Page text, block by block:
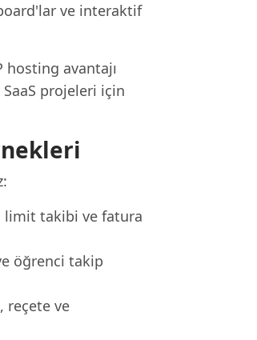
ve interaktif
avantajı
projeleri için
limit takibi ve fatura
öğrenci takip
reçete ve